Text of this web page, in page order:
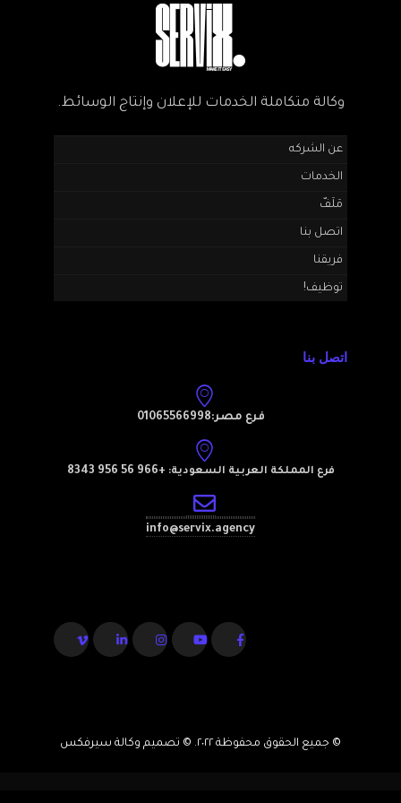
وكالة متكاملة الخدمات للإعلان وإنتاج الوسائط.
عن الشركه
الخدمات
مَلَفّ
اتصل بنا
فريقنا
توظيف!
اتصل بنا
فرع مصر:01065566998
فرع المملكة العربية السعودية: +966 56 956 8343
info@servix.agency
© جميع الحقوق محفوظة ٢٠٢٢. © تصميم وكالة سيرفكس